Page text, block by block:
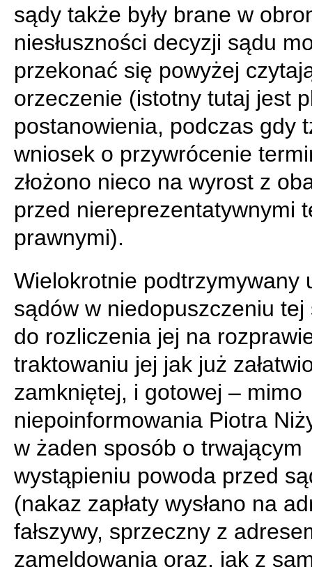
sądy także były brane w
niesłuszności decyzji sądu
przekonać się powyżej
orzeczenie (istotny tutaj jest
postanowienia, podczas gdy
wniosek o przywrócenie
złożono nieco na wyrost z
przed niereprezentatywnymi
prawnymi).
Wielokrotnie podtrzymywany
sądów w niedopuszczeniu tej
do rozliczenia jej na
traktowaniu jej jak już
zamkniętej, i gotowej – mimo
niepoinformowania Piotra
w żaden sposób o trwającym
wystąpieniu powoda przed
(nakaz zapłaty wysłano na
fałszywy, sprzeczny z
zameldowania oraz, jak z